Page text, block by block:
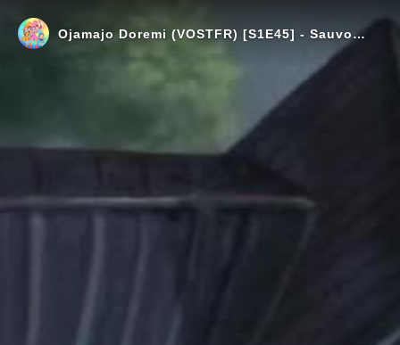
Ojamajo Doremi (VOSTFR) [S1E45] - Sauvons le Père Noël !